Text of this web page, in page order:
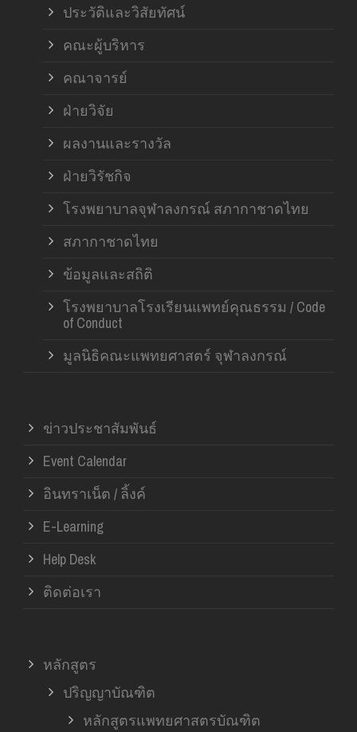
ประวัติและวิสัยทัศน์
คณะผู้บริหาร
คณาจารย์
ฝ่ายวิจัย
ผลงานและรางวัล
ฝ่ายวิรัชกิจ
โรงพยาบาลจุฬาลงกรณ์ สภากาชาดไทย
สภากาชาดไทย
ข้อมูลและสถิติ
โรงพยาบาลโรงเรียนแพทย์คุณธรรม / Code
of Conduct
มูลนิธิคณะแพทยศาสตร์ จุฬาลงกรณ์
ข่าวประชาสัมพันธ์
Event Calendar
อินทราเน็ต / ลิ้งค์
E-Learning
Help Desk
ติดต่อเรา
หลักสูตร
ปริญญาบัณฑิต
หลักสูตรแพทยศาสตรบัณฑิต